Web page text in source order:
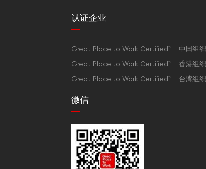
认证企业
Great Place to Work Certified™ - 中国组织
Great Place to Work Certified™ - 香港组织
Great Place to Work Certified™ - 台湾组织
微信